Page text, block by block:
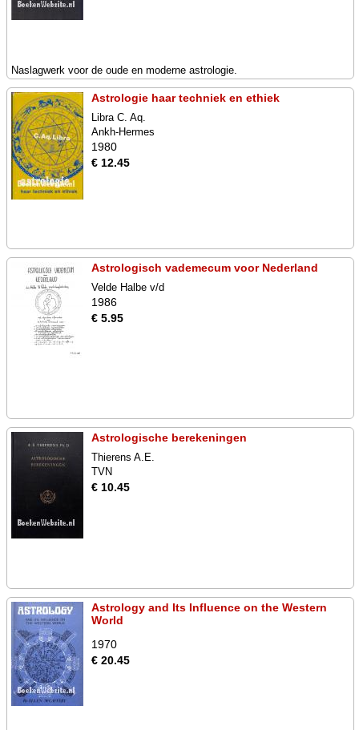
Naslagwerk voor de oude en moderne astrologie.
Astrologie haar techniek en ethiek
Libra C. Aq.
Ankh-Hermes
1980
€ 12.45
Astrologisch vademecum voor Nederland
Velde Halbe v/d
1986
€ 5.95
Astrologische berekeningen
Thierens A.E.
TVN
€ 10.45
Astrology and Its Influence on the Western
World
1970
€ 20.45